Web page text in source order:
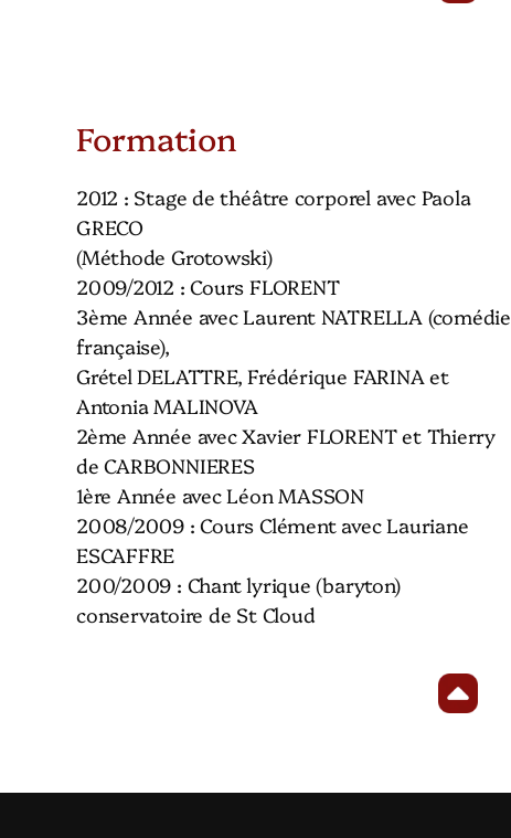
Formation
2012 : Stage de théâtre corporel avec Paola
GRECO
(Méthode Grotowski)
2009/2012 : Cours FLORENT
3ème Année avec Laurent NATRELLA (comédie
française),
Grétel DELATTRE, Frédérique FARINA et
Antonia MALINOVA
2ème Année avec Xavier FLORENT et Thierry
de CARBONNIERES
1ère Année avec Léon MASSON
2008/2009 : Cours Clément avec Lauriane
ESCAFFRE
200/2009 : Chant lyrique (baryton)
conservatoire de St Cloud